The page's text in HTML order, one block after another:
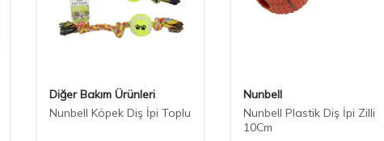
Diğer Bakım Ürünleri
Nunbell Köpek Diş İpi Toplu
Nunbell
Nunbell Plastik Diş İpi Zilli
10Cm